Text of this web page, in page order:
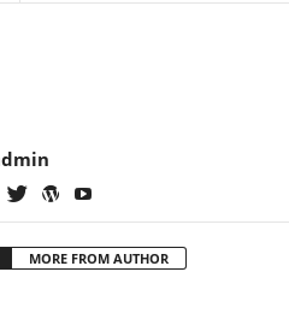
MORE FROM AUTHOR